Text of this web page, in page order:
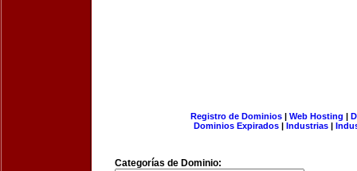
Registro de Dominios| Web Hosting |
Dominios Expirados | Industrias |
Categorías de Dominio: